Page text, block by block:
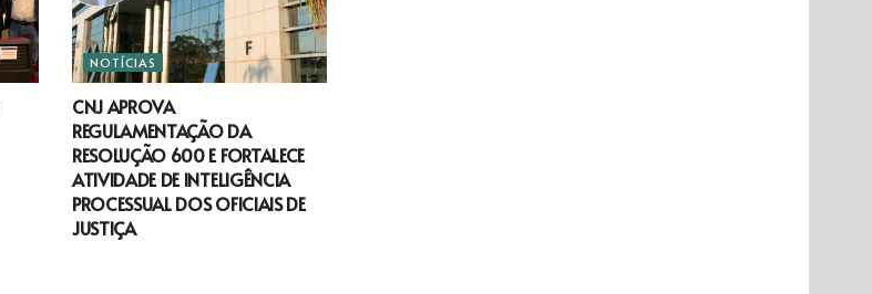
NOTÍCIAS
CNJ APROVA
REGULAMENTAÇÃO DA
RESOLUÇÃO 600 E FORTALECE
ATIVIDADE DE INTELIGÊNCIA
PROCESSUAL DOS OFICIAIS DE
JUSTIÇA